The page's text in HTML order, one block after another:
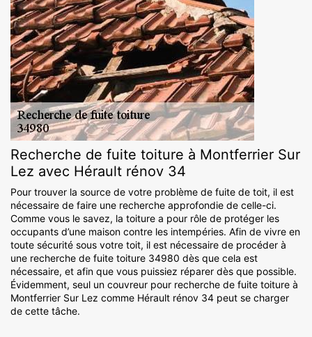
Recherche de fuite toiture à Montferrier Sur
Lez avec Hérault rénov 34
Pour trouver la source de votre problème de fuite de toit, il est
nécessaire de faire une recherche approfondie de celle-ci.
Comme vous le savez, la toiture a pour rôle de protéger les
occupants d’une maison contre les intempéries. Afin de vivre en
toute sécurité sous votre toit, il est nécessaire de procéder à
une recherche de fuite toiture 34980 dès que cela est
nécessaire, et afin que vous puissiez réparer dès que possible.
Évidemment, seul un couvreur pour recherche de fuite toiture à
Montferrier Sur Lez comme Hérault rénov 34 peut se charger
de cette tâche.